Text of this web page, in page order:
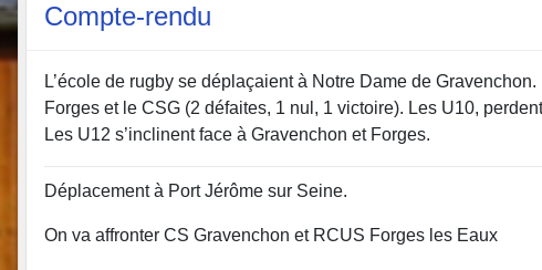
Compte-rendu
L’école de rugby se déplaçaient à Notre Dame de
Forges et le CSG (2 défaites, 1 nul, 1 victoire). Les U10,
Les U12 s’inclinent face à Gravenchon et Forges.
Déplacement à Port Jérôme sur Seine.
On va affronter CS Gravenchon et RCUS Forges les Eaux